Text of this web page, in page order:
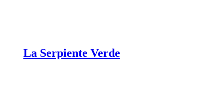
La Serpiente Verde